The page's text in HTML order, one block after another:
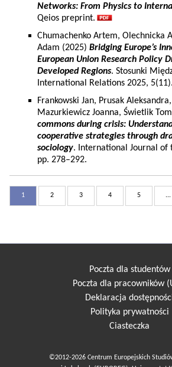
Networks: From Physics to
Qeios preprint.
Chumachenko Artem, Olechnicka
Adam (2025) Bridging Europe’s
European Union Research Policy
Developed Regions. Stosunki
International Relations 2025, 5(11).
Frankowski Jan, Prusak Aleksandra,
Mazurkiewicz Joanna, Świetlik
commons during crisis:
cooperative strategies through
sociology. International Journal of
pp. 278–292.
1 2 3 4 5 ...
Poczta dla studentów
Poczta dla pracowników
Deklaracja
Polityka prywatności
Ciasteczka
©2012-2026 Centrum Europejskich